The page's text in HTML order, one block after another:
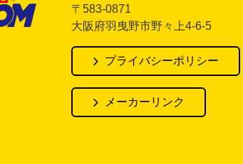
アトム電器チェーン
〒583-0871
大阪府羽曳野市野々上4-6-5
プライバシーポリシー
メーカーリンク